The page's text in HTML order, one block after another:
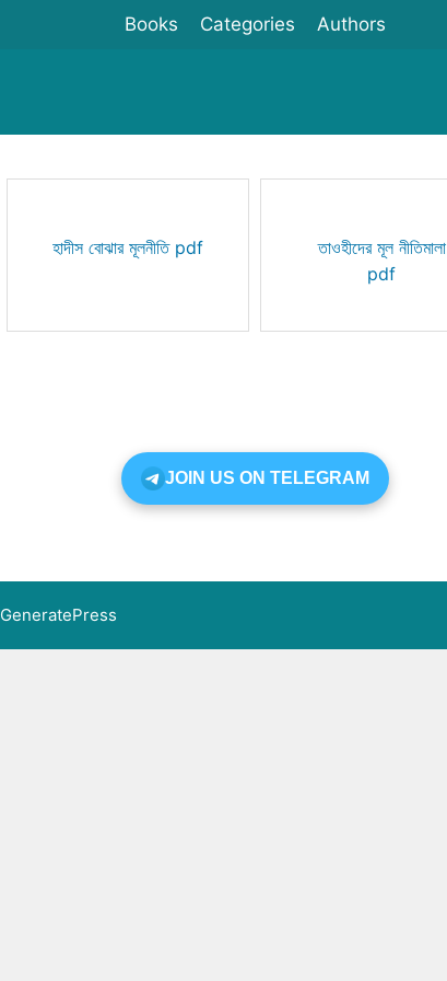
Books Categories Authors
হাদীস বোঝার মূলনীতি pdf
তাওহীদের মূল নীতিমালা
pdf
JOIN US ON TELEGRAM
GeneratePress